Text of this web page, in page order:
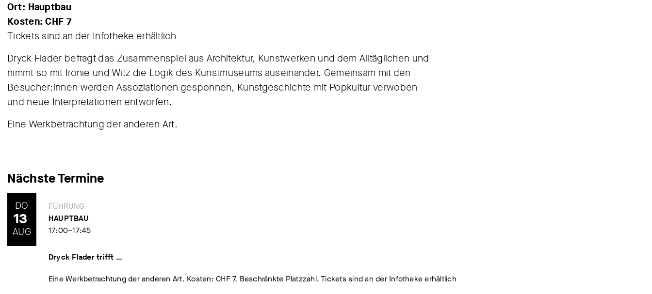
Ort: Hauptbau
Kosten: CHF 7
Tickets sind an der Infotheke erhältlich
Dryck Flader befragt das Zusammenspiel aus Architektur, Kunstwerken und dem Alltäglichen und
nimmt so mit Ironie und Witz die Logik des Kunstmuseums auseinander. Gemeinsam mit den
Besucher:innen werden Assoziationen gesponnen, Kunstgeschichte mit Popkultur verwoben
und neue Interpretationen entworfen.
Eine Werkbetrachtung der anderen Art.
Nächste Termine
DO
13
AUG
FÜHRUNG
HAUPTBAU
17:00–17:45
Dryck Flader trifft …
Eine Werkbetrachtung der anderen Art. Kosten: CHF 7. Beschränkte Platzzahl. Tickets sind an der Infotheke erhältlich